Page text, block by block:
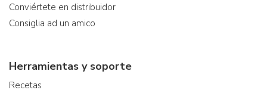
Conviértete en distribuidor
Consiglia ad un amico
Herramientas y soporte
Recetas